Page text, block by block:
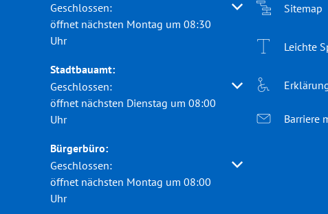
Klicken, um weitere Öffnungs- oder Schließzeiten
Geschlossen:
öffnet nächsten Montag um 08:30
Uhr
Stadtbauamt:
Klicken, um weitere Öffnungs- oder Schließzeiten
Geschlossen:
öffnet nächsten Dienstag um 08:00
Uhr
Bürgerbüro:
Klicken, um weitere Öffnungs- oder Schließzeiten
Geschlossen:
öffnet nächsten Montag um 08:00
Uhr
Sitemap
Leichte
Barriere